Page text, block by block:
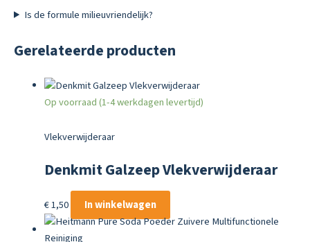
Is de formule milieuvriendelijk?
Gerelateerde producten
Op voorraad (1-4 werkdagen levertijd)
Vlekverwijderaar
Denkmit Galzeep Vlekverwijderaar
€1,50 In winkelwagen